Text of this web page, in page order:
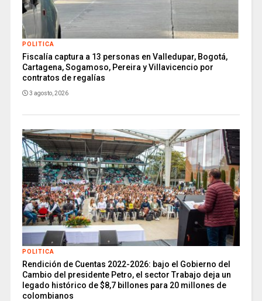
POLITICA
Fiscalía captura a 13 personas en Valledupar, Bogotá,
Cartagena, Sogamoso, Pereira y Villavicencio por
contratos de regalías
3 agosto, 2026
POLITICA
Rendición de Cuentas 2022-2026: bajo el Gobierno del
Cambio del presidente Petro, el sector Trabajo deja un
legado histórico de $8,7 billones para 20 millones de
colombianos